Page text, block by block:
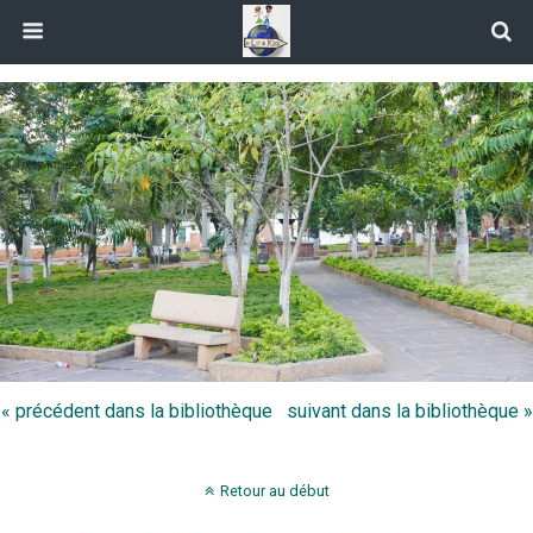
« précédent dans la bibliothèque suivant dans la bibliothèque »
Retour au début